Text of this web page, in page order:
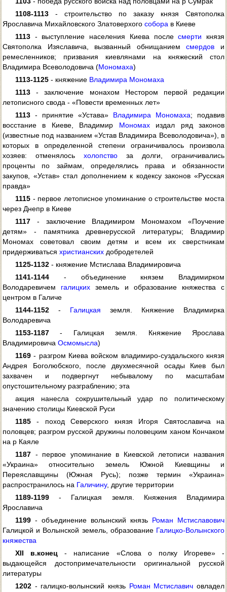
1108-1113 - строительство по заказу князя Святополка
Ярославича Михайловского Златоверхого собора в Киеве
1113 - выступление населения Киева послесмерти князя
Святополка Изяславича, вызванный обнищаниемсмердов и
ремесленников; призвания киевлянами на княжеский стол
Владимира Всеволодовича (Мономаха)
1113-1125 - княжение Владимира Мономаха
1113 - заключение монахом Нестором первой редакции
летописного свода - «Повести временных лет»
1113 - принятие «Устава» Владимира Мономаха; подавив
восстание в Киеве, Владимир Мономахиздал ряд законов
(известные под названием «Устав Владимира Всеволодовича»), в
которых в определенной степени ограничивалось произвола
хозяев: отменялось холопство за долги, ограничивались
проценты по займам, определялись права и обязанности
закупов, «Устав» стал дополнением к кодексу законов «Русская
правда»
1115 - первое летописное упоминание о строительстве моста
через Днепр в Киеве
1117 - заключение Владимиром Мономахом «Поучение
детям» - памятника древнерусской литературы; Владимир
Мономах советовал своим детям и всем их сверстникам
придерживаться христианских добродетелей
1125-1132 - княжение Мстислава Владимировича
1141-1144 - объединение князем Владимирком
Володаревичем галицких земель и образование княжества с
центром в Галиче
1144-1152 - Галицкая земля. Княжение Владимирка
Володаревича
1153-1187 - Галицкая земля. Княжение Ярослава
Владимировича Осмомысла)
1169 - разгром Киева войском владимиро-суздальского князя
Андрея Боголюбского, после двухмесячной осады Киев был
захвачен и подвергнут небывалому по масштабам
опустошительному разграблению; эта
акция нанесла сокрушительный удар по политическому
значению столицы Киевской Руси
1185 - поход Северского князя Игоря Святославича на
половцев; разгром русской дружины половецким ханом Кончаком
на р Каяле
1187 - первое упоминание в Киевской летописи названия
«Украина» относительно земель Южной Киевщины и
Переяславщины (Южная Русь); позже термин «Украина»
распространилось на Галичину, другие территории
1189-1199 - Галицкая земля. Княжения Владимира
Ярославича
1199 - объединение волынский князь Роман Мстиславович
Галицкой и Волынской земель, образование Галицко-Волынского
княжества
XII в.конец - написание «Слова о полку Игореве» -
выдающейся достопримечательности оригинальной русской
литературы
1202 - галицко-волынский князь Роман Мстиславич овладел